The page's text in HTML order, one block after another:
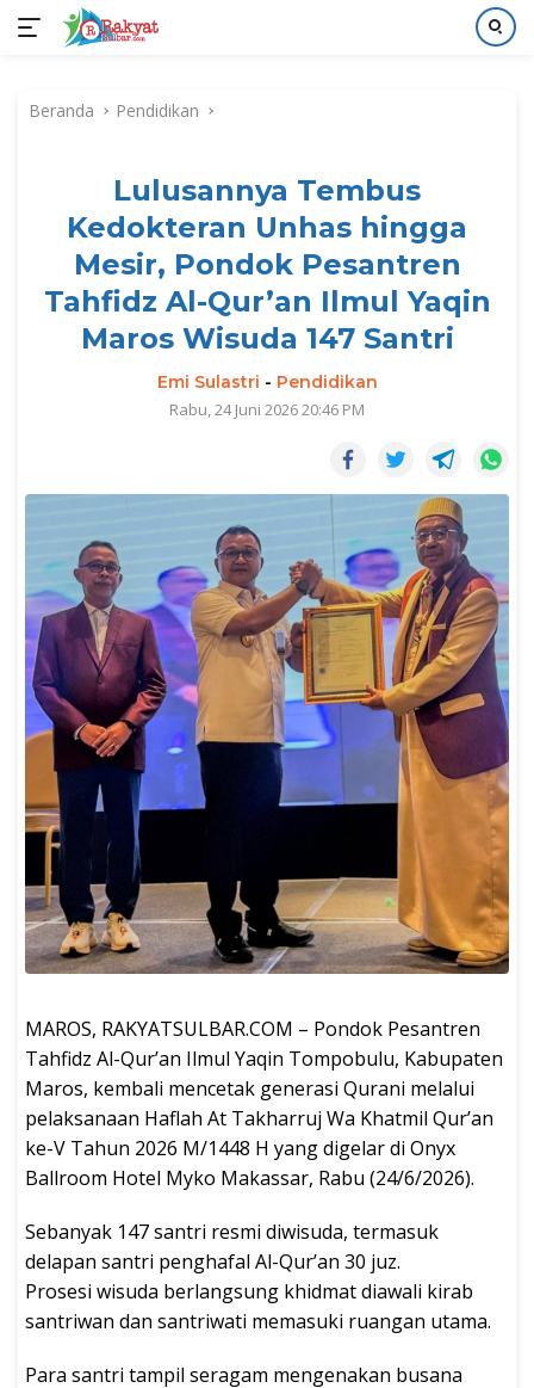
kontenBeranda Pendidikan
Lulusannya Tembus
Kedokteran Unhas hingga
Mesir, Pondok Pesantren
Tahfidz Al-Qur’an Ilmul Yaqin
Maros Wisuda 147 Santri
Emi Sulastri - Pendidikan
Rabu, 24 Juni 2026 20:46 PM
MAROS, RAKYATSULBAR.COM – Pondok Pesantren
Tahfidz Al-Qur’an Ilmul Yaqin Tompobulu, Kabupaten
Maros, kembali mencetak generasi Qurani melalui
pelaksanaan Haflah At Takharruj Wa Khatmil Qur’an
ke-V Tahun 2026 M/1448 H yang digelar di Onyx
Ballroom Hotel Myko Makassar, Rabu (24/6/2026).
Sebanyak 147 santri resmi diwisuda, termasuk
delapan santri penghafal Al-Qur’an 30 juz.
Prosesi wisuda berlangsung khidmat diawali kirab
santriwan dan santriwati memasuki ruangan utama.
Para santri tampil seragam mengenakan busana